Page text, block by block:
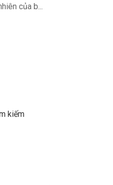
của b...
kiếm